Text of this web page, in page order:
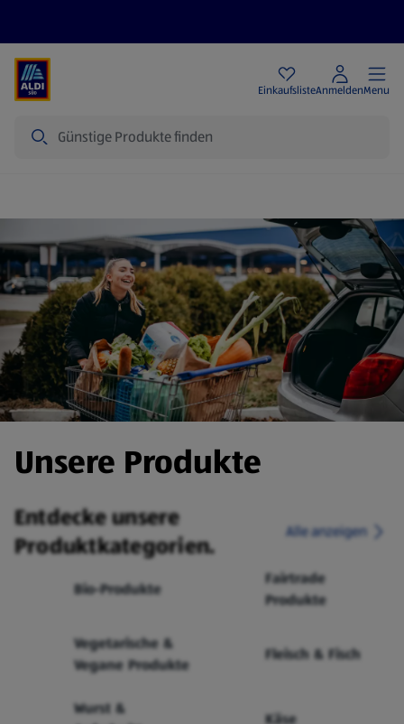
EinkaufslisteAnmeldenMenu
Unsere Produkte
Entdecke unsere
Produktkategorien.
Alle anzeigen
Bio-Produkte
Fairtrade
Produkte
Vegetarische &
Vegane Produkte
Fleisch & Fisch
Wurst &
Käse